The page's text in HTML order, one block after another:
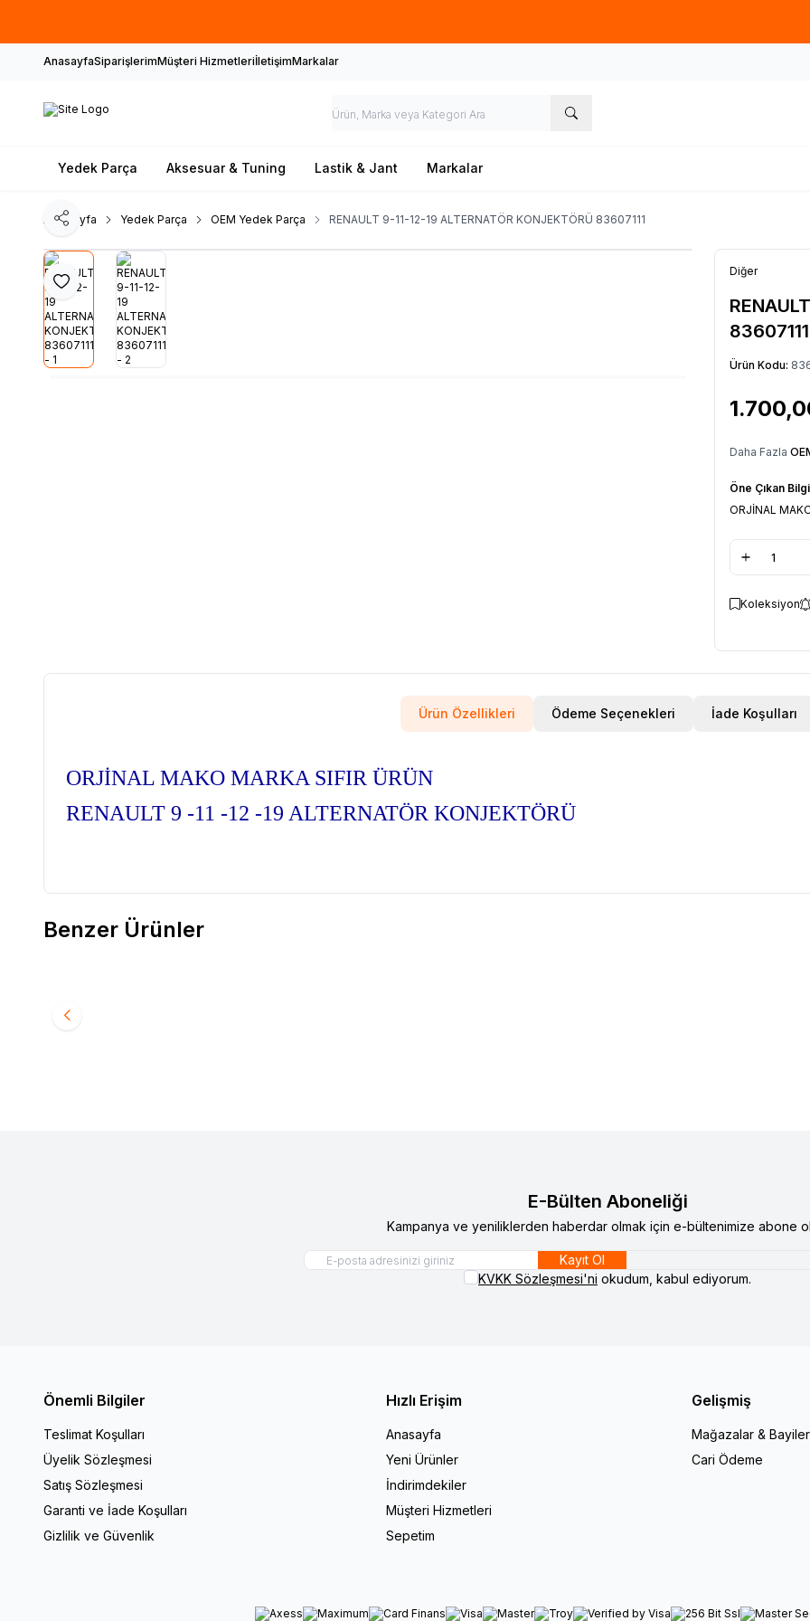
AnasayfaSiparişlerimMüşteri HizmetleriİletişimMarkalar
Yedek Parça Aksesuar & Tuning Lastik & Jant Markalar
Ana Sayfa Yedek Parça OEM Yedek Parça RENAULT 9-11-12-19 ALTERNATÖR KONJEKTÖRÜ 83607111
Favoriye Ekle
Paylaş
Diğer
83607111
Ürün Kodu:
Daha Fazla
Öne Çıkan
ORJİNAL
Koleksiyon
Ürün Özellikleri Ödeme Seçenekleri İade Koşulları
ORJİNAL MAKO MARKA SIFIR ÜRÜN
RENAULT 9 -11 -12 -19 ALTERNATÖR KONJEKTÖRÜ
Benzer Ürünler
240,00
E-Bülten Aboneliği
Kampanya ve yeniliklerden haberdar olmak için e-bültenimize abone
Kayıt Ol
KVKK Sözleşmesi'ni okudum, kabul ediyorum.
Önemli Bilgiler
Teslimat Koşulları
Üyelik Sözleşmesi
Satış Sözleşmesi
Garanti ve İade Koşulları
Gizlilik ve Güvenlik
Hızlı Erişim
Anasayfa
Yeni Ürünler
İndirimdekiler
Müşteri Hizmetleri
Sepetim
Gelişmiş
Mağazalar & Bayiler
Cari Ödeme